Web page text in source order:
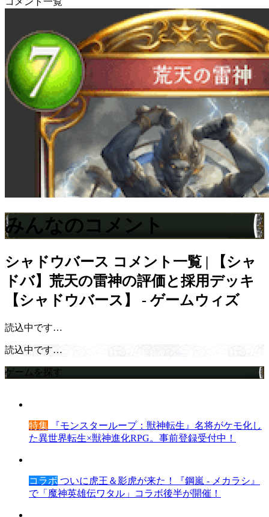
みんなのコメント
シャドウバース コメント一覧 | 【シャ
ドバ】荒天の雷神の評価と採用デッキ
【シャドウバース】 - ゲームウィズ
読込中です…
読込中です…
ゲームを探す
特集 『モンスターループ：獣神転生』名将がケモ化し
た異世界転生×獣神進化RPG。事前登録受付中！
コラボ ついに虎王＆影虎が来た！『鋼嵐 - メカラシ』
で「魔神英雄伝ワタル」コラボ後半が開催！